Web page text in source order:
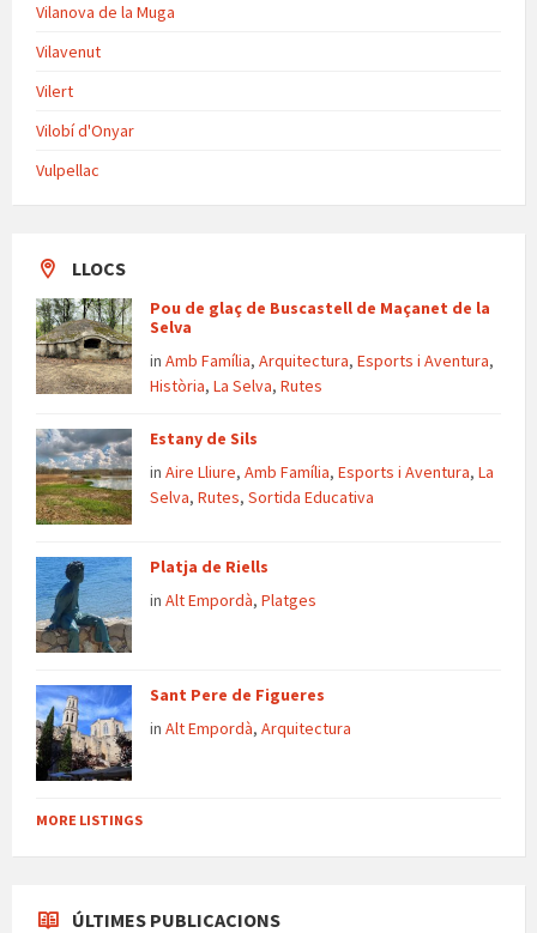
Vilanova de la Muga
Vilavenut
Vilert
Vilobí d'Onyar
Vulpellac
LLOCS
Pou de glaç de Buscastell de Maçanet de la
Selva
in Amb Família, Arquitectura, Esports i Aventura,
Història, La Selva, Rutes
Estany de Sils
in Aire Lliure, Amb Família, Esports i Aventura, La
Selva, Rutes, Sortida Educativa
Platja de Riells
in Alt Empordà, Platges
Sant Pere de Figueres
in Alt Empordà, Arquitectura
MORE LISTINGS
ÚLTIMES PUBLICACIONS